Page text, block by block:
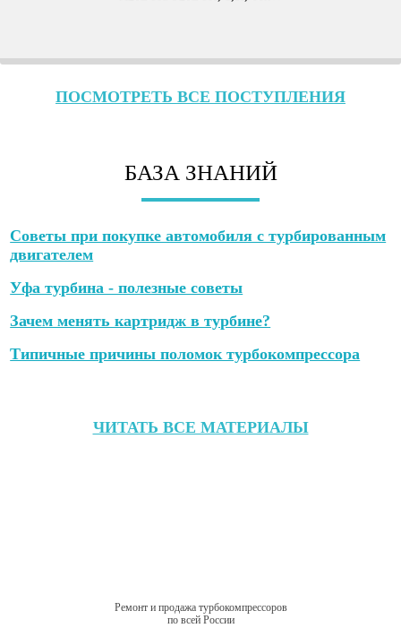
ПОСМОТРЕТЬ ВСЕ ПОСТУПЛЕНИЯ
БАЗА ЗНАНИЙ
Советы при покупке автомобиля с турбированным
двигателем
Уфа турбина - полезные советы
Зачем менять картридж в турбине?
Типичные причины поломок турбокомпрессора
ЧИТАТЬ ВСЕ МАТЕРИАЛЫ
Ремонт и продажа турбокомпрессоров
по всей России